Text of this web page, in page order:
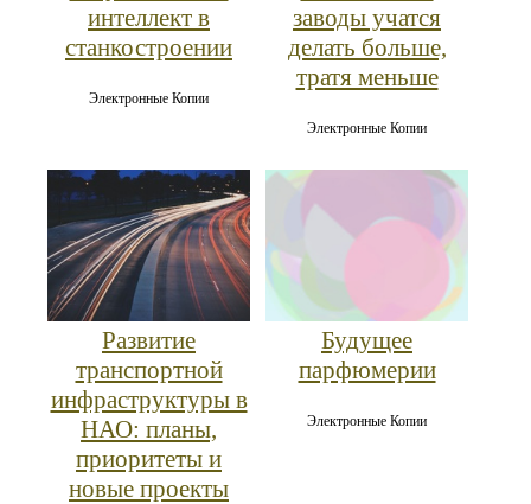
интеллект в
станкостроении
Электронные Копии
заводы учатся
делать больше,
тратя меньше
Электронные Копии
Развитие
транспортной
инфраструктуры в
НАО: планы,
приоритеты и
новые проекты
Будущее
парфюмерии
Электронные Копии